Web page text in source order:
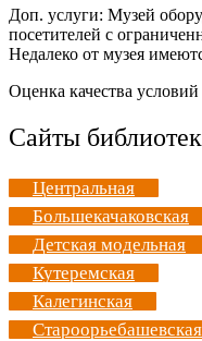
Доп. услуги: Музей
посетителей с
Недалеко от музея
Оценка качества
Сайты
Центральная
Большекачаковская
Детская модельная
Кутеремская
Калегинская
Староорьебашевская